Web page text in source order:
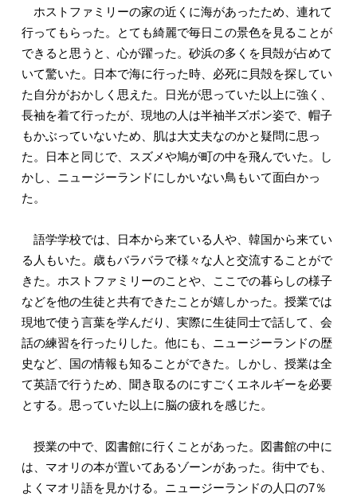
ホストファミリーの家の近くに海があったため、連れて
行ってもらった。とても綺麗で毎日この景色を見ることが
できると思うと、心が躍った。砂浜の多くを貝殻が占めて
いて驚いた。日本で海に行った時、必死に貝殻を探してい
た自分がおかしく思えた。日光が思っていた以上に強く、
長袖を着て行ったが、現地の人は半袖半ズボン姿で、帽子
もかぶっていないため、肌は大丈夫なのかと疑問に思っ
た。日本と同じで、スズメや鳩が町の中を飛んでいた。し
かし、ニュージーランドにしかいない鳥もいて面白かっ
た。
語学学校では、日本から来ている人や、韓国から来てい
る人もいた。歳もバラバラで様々な人と交流することがで
きた。ホストファミリーのことや、ここでの暮らしの様子
などを他の生徒と共有できたことが嬉しかった。授業では
現地で使う言葉を学んだり、実際に生徒同士で話して、会
話の練習を行ったりした。他にも、ニュージーランドの歴
史など、国の情報も知ることができた。しかし、授業は全
て英語で行うため、聞き取るのにすごくエネルギーを必要
とする。思っていた以上に脳の疲れを感じた。
授業の中で、図書館に行くことがあった。図書館の中に
は、マオリの本が置いてあるゾーンがあった。街中でも、
よくマオリ語を見かける。ニュージーランドの人口の7％